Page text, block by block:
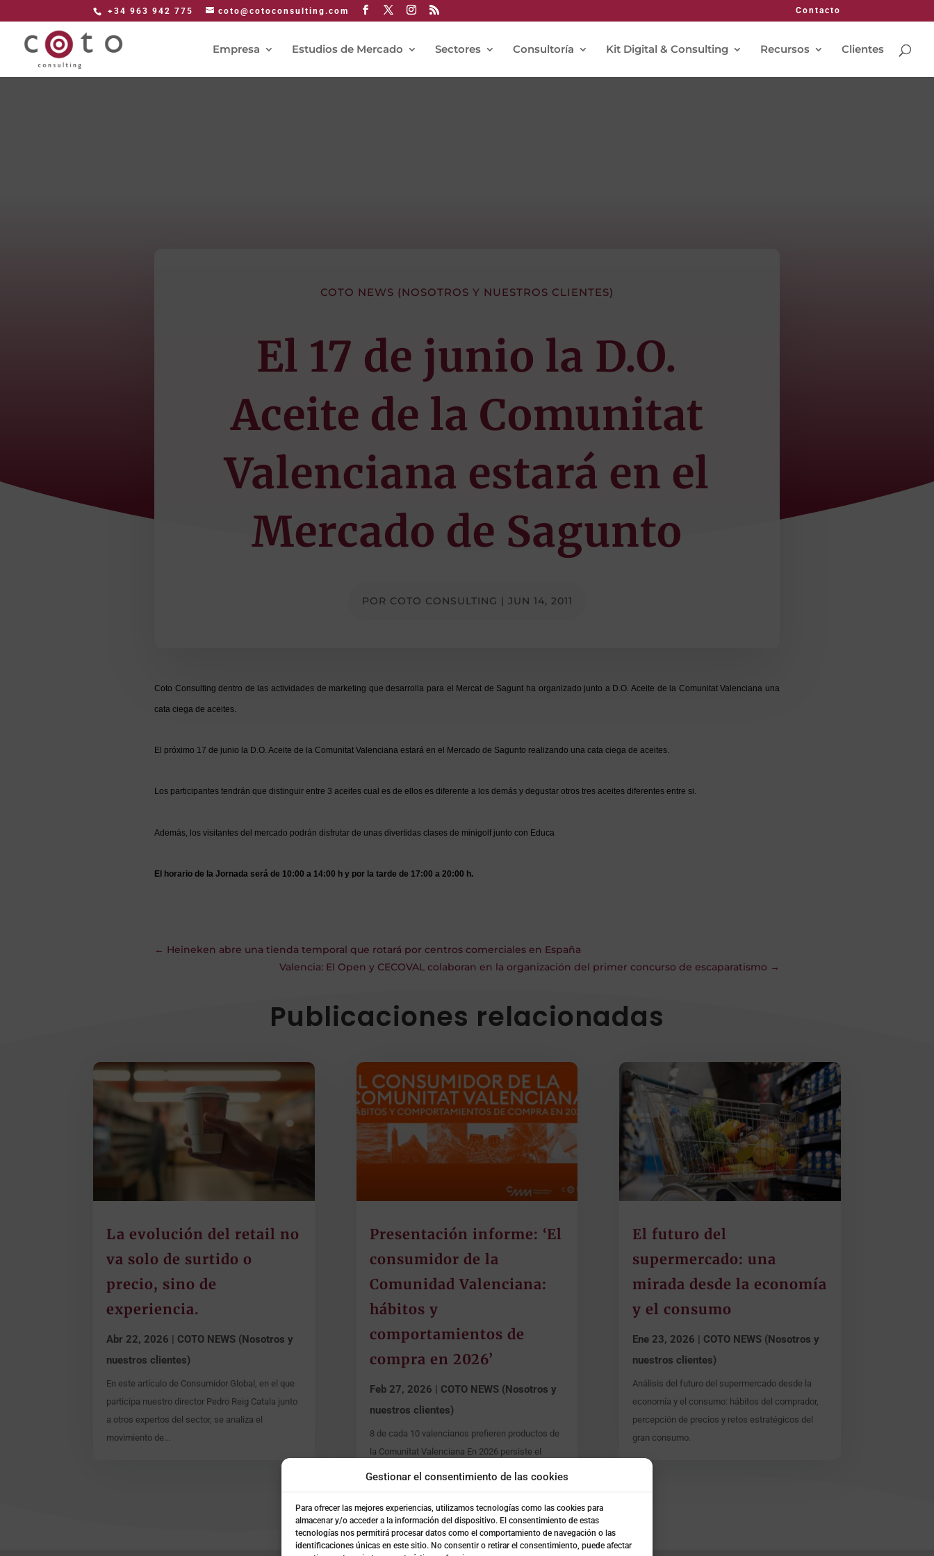
Gestionar el consentimiento de las cookies
Para ofrecer las mejores experiencias, utilizamos tecnologías como las cookies para
almacenar y/o acceder a la información del dispositivo. El consentimiento de estas
tecnologías nos permitirá procesar datos como el comportamiento de navegación o las
identificaciones únicas en este sitio. No consentir o retirar el consentimiento, puede afectar
+34 963 942 775 coto@cotoconsulting.com Contacto
Empresa Estudios de Mercado Sectores Consultoría Kit Digital & Consulting Recursos Clientes
COTO NEWS (NOSOTROS Y NUESTROS CLIENTES)
El 17 de junio la D.O.
Aceite de la Comunitat
Valenciana estará en el
Mercado de Sagunto
POR COTO CONSULTING | JUN 14, 2011
Coto Consulting dentro de las actividades de marketing que desarrolla para el Mercat de Sagunt ha organizado junto a D.O. Aceite de la Comunitat Valenciana una
cata ciega de aceites.
El próximo 17 de junio la D.O. Aceite de la Comunitat Valenciana estará en el Mercado de Sagunto realizando una cata ciega de aceites.
Los participantes tendrán que distinguir entre 3 aceites cual es de ellos es diferente a los demás y degustar otros tres aceites diferentes entre si.
Además, los visitantes del mercado podrán disfrutar de unas divertidas clases de minigolf junto con Educa
El horario de la Jornada será de 10:00 a 14:00 h y por la tarde de 17:00 a 20:00 h.
← Heineken abre una tienda temporal que rotará por centros comerciales en España
Valencia: El Open y CECOVAL colaboran en la organización del primer concurso de escaparatismo →
Publicaciones relacionadas
La evolución del retail no
va solo de surtido o
precio, sino de
experiencia.
Abr 22, 2026 | COTO NEWS (Nosotros y
nuestros clientes)
En este artículo de Consumidor Global, en el que
participa nuestro director Pedro Reig Catala junto
a otros expertos del sector, se analiza el
movimiento de...
Presentación informe: ‘El
consumidor de la
Comunidad Valenciana:
hábitos y
comportamientos de
compra en 2026’
Feb 27, 2026 | COTO NEWS (Nosotros y
nuestros clientes)
8 de cada 10 valencianos prefieren productos de
la Comunitat Valenciana En 2026 persiste el
pesimismo sobre la economía nacional, con el
El futuro del
supermercado: una
mirada desde la economía
y el consumo
Ene 23, 2026 | COTO NEWS (Nosotros y
nuestros clientes)
Análisis del futuro del supermercado desde la
economía y el consumo: hábitos del comprador,
percepción de precios y retos estratégicos del
gran consumo.